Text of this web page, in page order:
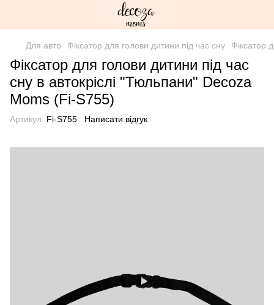
Для авто Фіксатор для голови дитини під час сну Фіксатор
Фіксатор для голови дитини під час
сну в автокріслі "Тюльпани" Decoza
Moms (Fi-S755)
Артикул: Fi-S755 Написати відгук